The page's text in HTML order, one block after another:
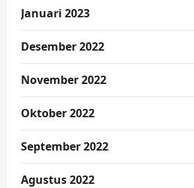
Januari 2023
Desember 2022
November 2022
Oktober 2022
September 2022
Agustus 2022